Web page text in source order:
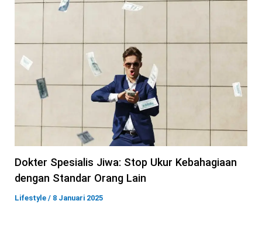
Dokter Spesialis Jiwa: Stop Ukur Kebahagiaan
dengan Standar Orang Lain
Lifestyle / 8 Januari 2025